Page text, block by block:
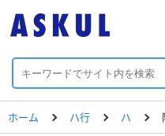
ホーム ハ行 ハ